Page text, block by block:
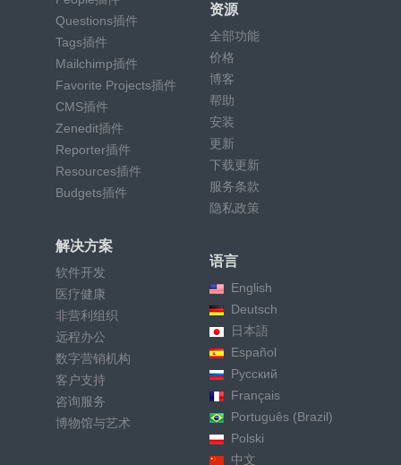
Questions插件
Tags插件
Mailchimp插件
Favorite Projects插件
CMS插件
Zenedit插件
Reporter插件
Resources插件
Budgets插件
解决方案
软件开发
医疗健康
非营利组织
远程办公
数字营销机构
客户支持
咨询服务
博物馆与艺术
资源
全部功能
价格
博客
帮助
安装
更新
下载更新
服务条款
隐私政策
语言
English
Deutsch
日本語
Español
Русский
Français
Português (Brazil)
Polski
中文